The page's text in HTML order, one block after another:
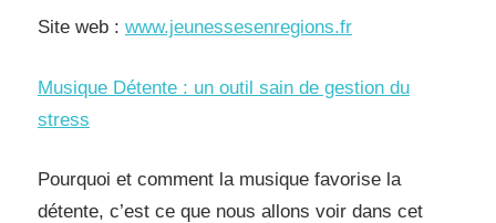
Site web : www.jeunessesenregions.fr
Musique Détente : un outil sain de gestion du
stress
Pourquoi et comment la musique favorise la
détente, c’est ce que nous allons voir dans cet